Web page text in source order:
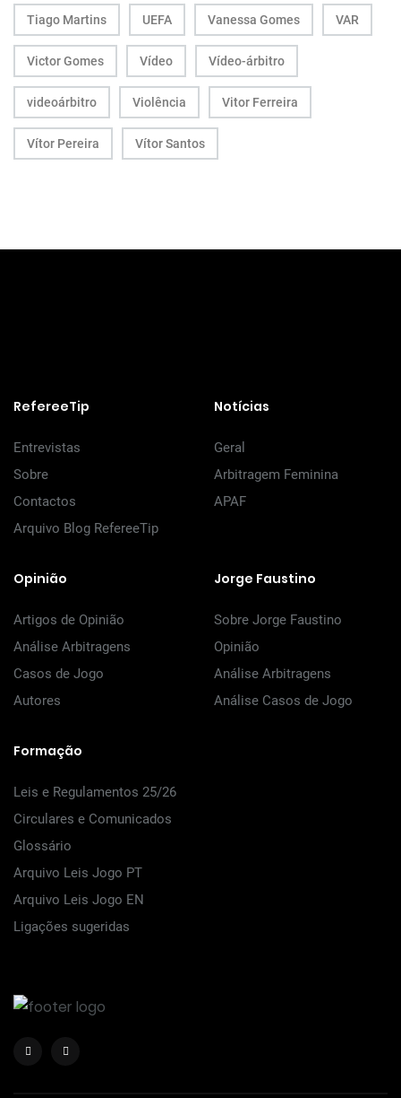
Tiago Martins UEFA Vanessa Gomes VAR
Victor Gomes Vídeo Vídeo-árbitro
videoárbitro Violência Vitor Ferreira
Vítor Pereira Vítor Santos
RefereeTip
Entrevistas
Sobre
Contactos
Arquivo Blog RefereeTip
Notícias
Geral
Arbitragem Feminina
APAF
Opinião
Artigos de Opinião
Análise Arbitragens
Casos de Jogo
Autores
Jorge Faustino
Sobre Jorge Faustino
Opinião
Análise Arbitragens
Análise Casos de Jogo
Formação
Leis e Regulamentos 25/26
Circulares e Comunicados
Glossário
Arquivo Leis Jogo PT
Arquivo Leis Jogo EN
Ligações sugeridas